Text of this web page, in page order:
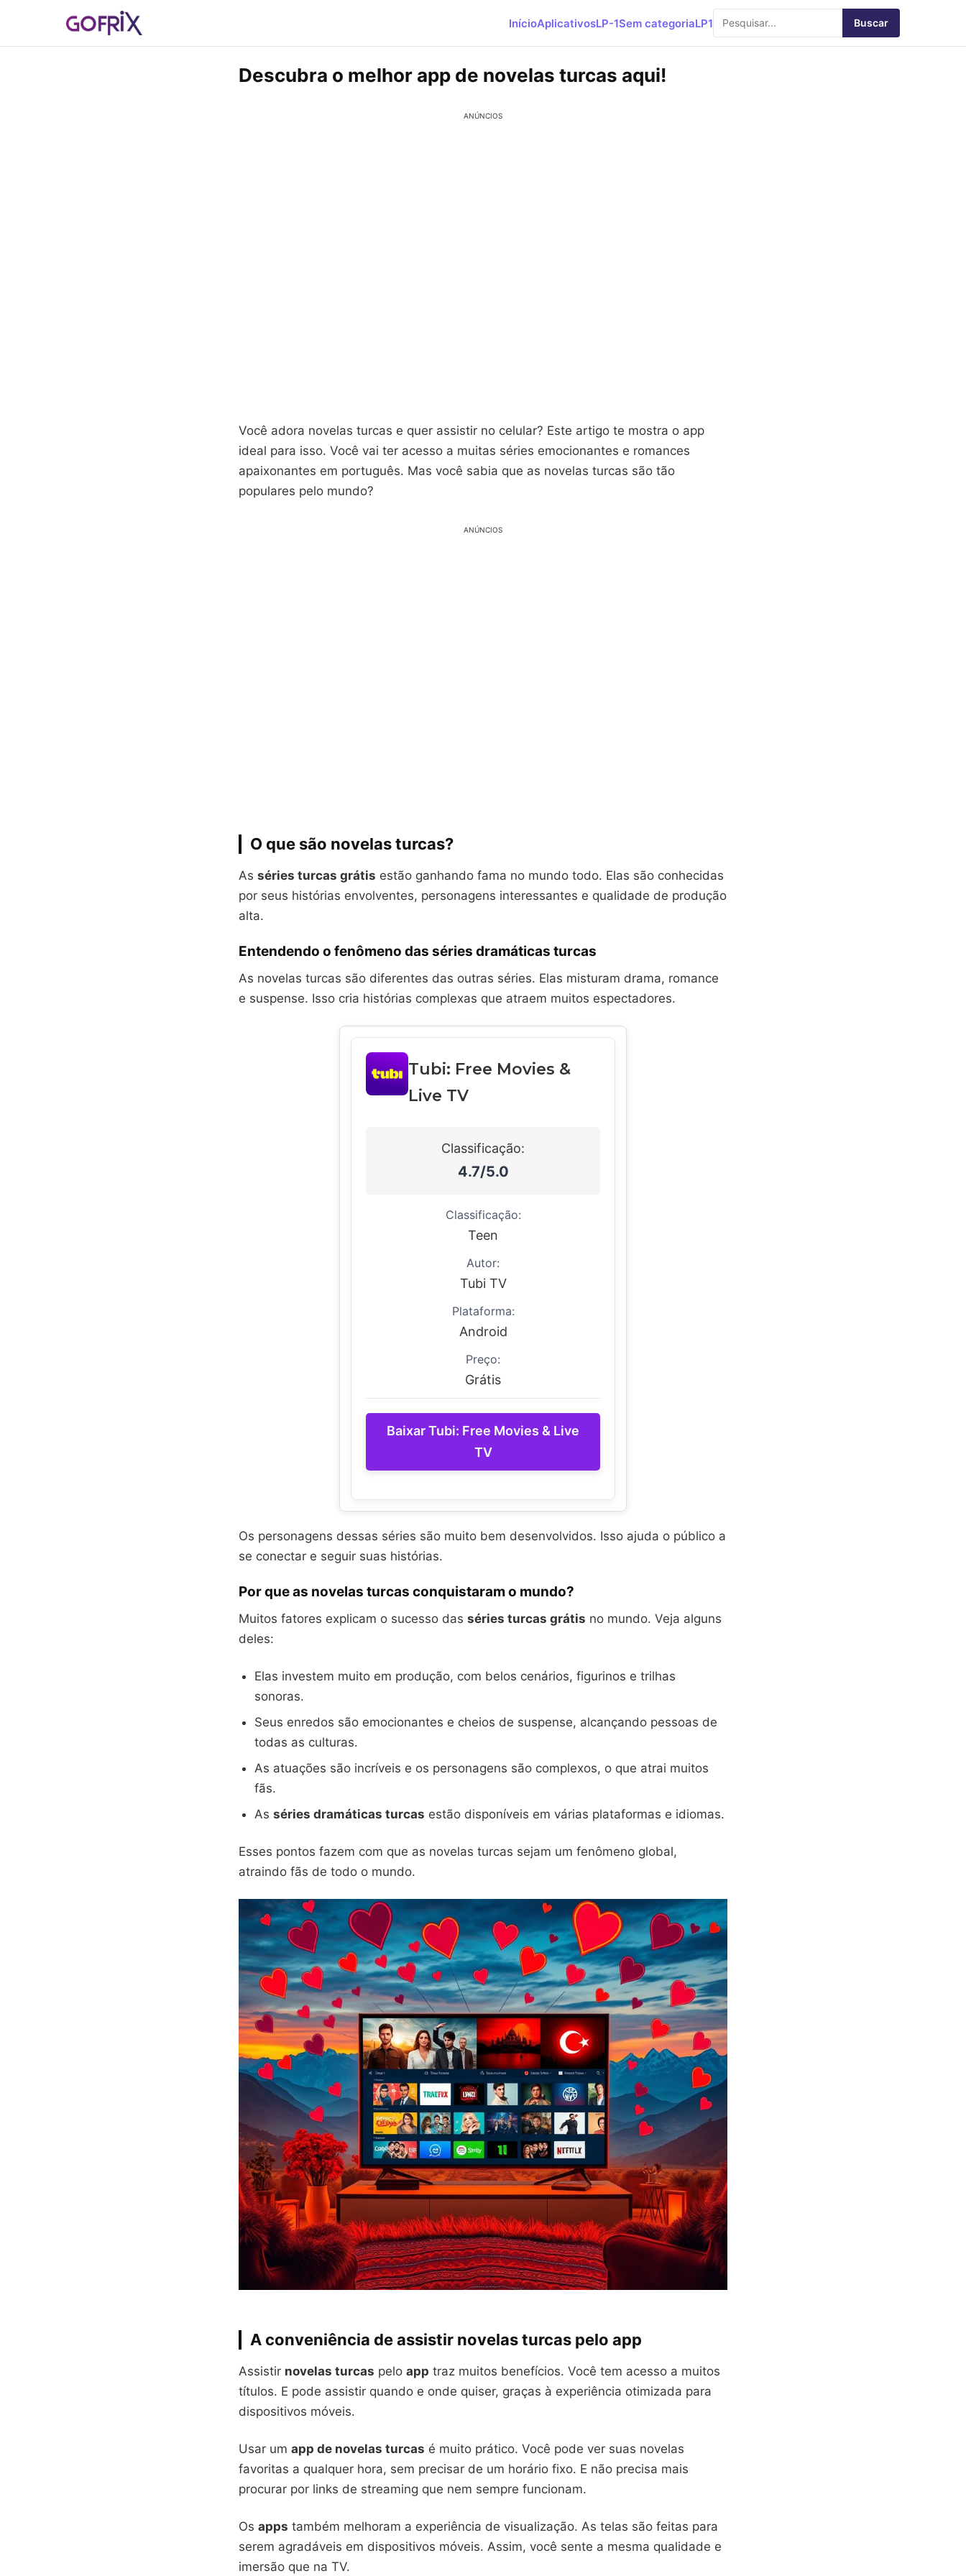
InícioAplicativosLP-1Sem categoriaLP1 Buscar
Descubra o melhor app de novelas turcas aqui!
ANÚNCIOS
Você adora novelas turcas e quer assistir no celular? Este artigo te mostra o app
ideal para isso. Você vai ter acesso a muitas séries emocionantes e romances
apaixonantes em português. Mas você sabia que as novelas turcas são tão
populares pelo mundo?
ANÚNCIOS
O que são novelas turcas?
As séries turcas grátis estão ganhando fama no mundo todo. Elas são conhecidas
por seus histórias envolventes, personagens interessantes e qualidade de produção
alta.
Entendendo o fenômeno das séries dramáticas turcas
As novelas turcas são diferentes das outras séries. Elas misturam drama, romance
e suspense. Isso cria histórias complexas que atraem muitos espectadores.
Tubi: Free Movies &
Live TV
Classificação:
4.7/5.0
Classificação:
Teen
Autor:
Tubi TV
Plataforma:
Android
Preço:
Grátis
Baixar Tubi: Free Movies & Live
TV
Os personagens dessas séries são muito bem desenvolvidos. Isso ajuda o público a
se conectar e seguir suas histórias.
Por que as novelas turcas conquistaram o mundo?
Muitos fatores explicam o sucesso das séries turcas grátis no mundo. Veja alguns
deles:
Elas investem muito em produção, com belos cenários, figurinos e trilhas
sonoras.
Seus enredos são emocionantes e cheios de suspense, alcançando pessoas de
todas as culturas.
As atuações são incríveis e os personagens são complexos, o que atrai muitos
fãs.
As séries dramáticas turcas estão disponíveis em várias plataformas e idiomas.
Esses pontos fazem com que as novelas turcas sejam um fenômeno global,
atraindo fãs de todo o mundo.
A conveniência de assistir novelas turcas pelo app
Assistir novelas turcas pelo app traz muitos benefícios. Você tem acesso a muitos
títulos. E pode assistir quando e onde quiser, graças à experiência otimizada para
dispositivos móveis.
Usar um app de novelas turcas é muito prático. Você pode ver suas novelas
favoritas a qualquer hora, sem precisar de um horário fixo. E não precisa mais
procurar por links de streaming que nem sempre funcionam.
Os apps também melhoram a experiência de visualização. As telas são feitas para
serem agradáveis em dispositivos móveis. Assim, você sente a mesma qualidade e
imersão que na TV.